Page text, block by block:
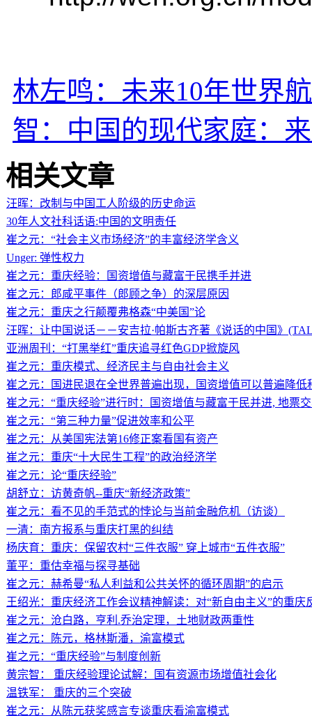
林左鸣：未来10年世界
智：中国的现代家庭：
相关文章
汪晖：改制与中国工人阶级的历史命运
30年人文社科话语:中国的文明责任
崔之元：“社会主义市场经济”的丰富经济学含义
Unger: 弹性权力
崔之元：重庆经验：国资增值与藏富于民携手并进
崔之元：郎咸平事件（郎顾之争）的深层原因
崔之元：重庆之行颠覆弗格森“中美国”论
汪晖：让中国说话－－安吉拉·帕斯古齐著《说话的中国》
亚洲周刊：“打黑举红”重庆追寻红色GDP掀旋风
崔之元：重庆模式、经济民主与自由社会主义
崔之元：国进民退在全世界普遍出现，国资增值可以普遍降低
崔之元：“重庆经验”进行时：国资增值与藏富于民并进, 地票
崔之元：“第三种力量”促进效率和公平
崔之元：从美国宪法第16修正案看国有资产
崔之元：重庆“十大民生工程”的政治经济学
崔之元：论“重庆经验”
胡舒立：访黄奇帆--重庆“新经济政策”
崔之元：看不见的手范式的悖论与当前金融危机（访谈）
一清：南方报系与重庆打黑的纠结
杨庆育：重庆：保留农村“三件衣服” 穿上城市“五件衣服”
董平：重估幸福与探寻基础
崔之元：赫希曼“私人利益和公共关怀的循环周期”的启示
王绍光：重庆经济工作会议精神解读：对“新自由主义”的重庆
崔之元：沧白路，亨利.乔治定理，土地财政两重性
崔之元：陈元，格林斯潘，渝富模式
崔之元：“重庆经验”与制度创新
黄宗智： 重庆经验理论试解：国有资源市场增值社会化
温铁军： 重庆的三个突破
崔之元：从陈元获奖感言专谈重庆看渝富模式